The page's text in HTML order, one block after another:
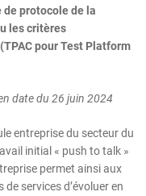
de protocole de la
les critères
pour Test Platform
date du 26 juin 2024
entreprise du secteur du
initial « push to talk »
permet ainsi aux
services d’évoluer en